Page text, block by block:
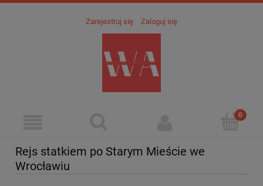
Zarejestruj się Zaloguj się
Rejs statkiem po Starym Mieście we
Wrocławiu